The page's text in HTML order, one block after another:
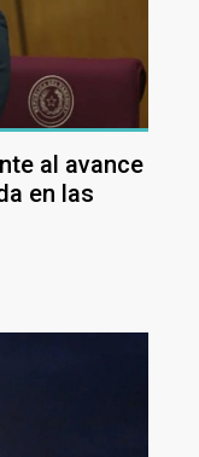
al avance
en las